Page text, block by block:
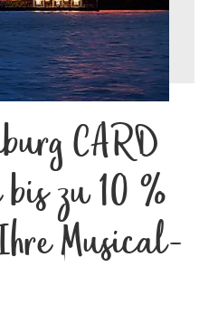
CARD
zu 10 %
Musical-